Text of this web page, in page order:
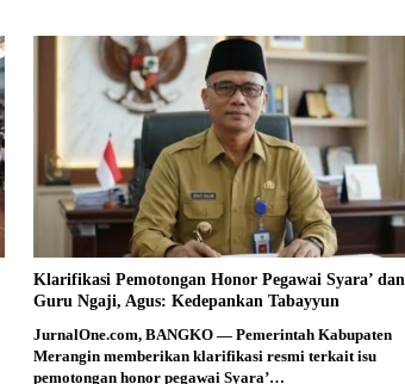
Klarifikasi Pemotongan Honor Pegawai Syara’ dan
Guru Ngaji, Agus: Kedepankan Tabayyun
JurnalOne.com, BANGKO — Pemerintah Kabupaten
Merangin memberikan klarifikasi resmi terkait isu
pemotongan honor pegawai Syara’…